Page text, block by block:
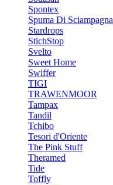
Spontex
Spuma Di Sciampagna
Stardrops
StichStop
Svelto
Sweet Home
Swiffer
TIGI
TRAWENMOOR
Tampax
Tandil
Tchibo
Tesori d'Oriente
The Pink Stuff
Theramed
Tide
Toffly